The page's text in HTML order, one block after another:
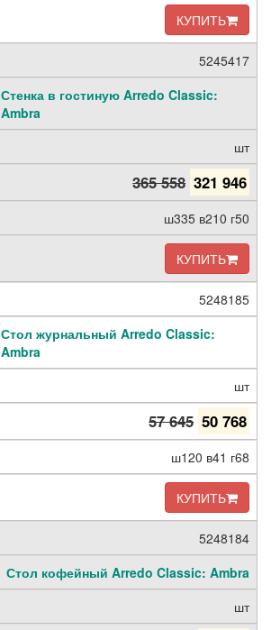
КУПИТЬ
5245417
Стенка в гостиную Arredo Classic:
Ambra
шт
365 558 321 946
ш335 в210 г50
КУПИТЬ
5248185
Стол журнальный Arredo Classic:
Ambra
шт
57 645 50 768
ш120 в41 г68
КУПИТЬ
5248184
Стол кофейный Arredo Classic: Ambra
шт